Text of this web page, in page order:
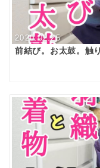
2020.02.25
前結び。お太鼓。触